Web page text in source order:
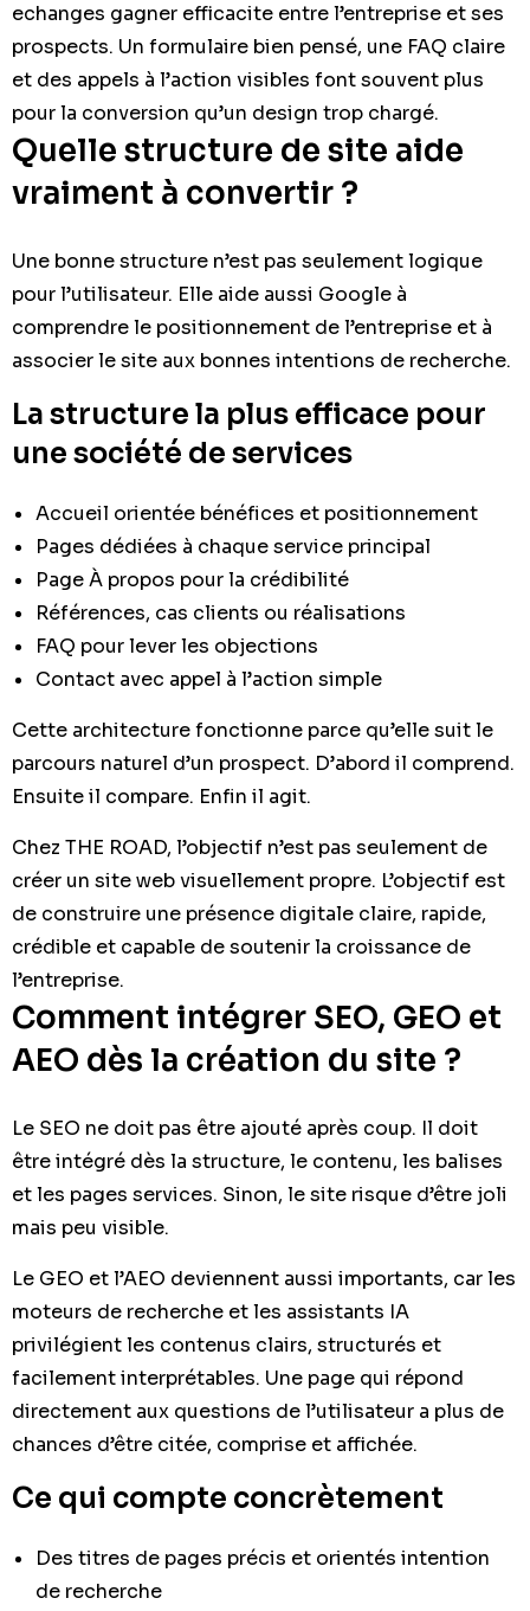
echanges gagner efficacite entre l’entreprise et ses
prospects. Un formulaire bien pensé, une FAQ claire
et des appels à l’action visibles font souvent plus
pour la conversion qu’un design trop chargé.
Quelle structure de site aide
vraiment à convertir ?
Une bonne structure n’est pas seulement logique
pour l’utilisateur. Elle aide aussi Google à
comprendre le positionnement de l’entreprise et à
associer le site aux bonnes intentions de recherche.
La structure la plus efficace pour
une société de services
Accueil orientée bénéfices et positionnement
Pages dédiées à chaque service principal
Page À propos pour la crédibilité
Références, cas clients ou réalisations
FAQ pour lever les objections
Contact avec appel à l’action simple
Cette architecture fonctionne parce qu’elle suit le
parcours naturel d’un prospect. D’abord il comprend.
Ensuite il compare. Enfin il agit.
Chez THE ROAD, l’objectif n’est pas seulement de
créer un site web visuellement propre. L’objectif est
de construire une présence digitale claire, rapide,
crédible et capable de soutenir la croissance de
l’entreprise.
Comment intégrer SEO, GEO et
AEO dès la création du site ?
Le SEO ne doit pas être ajouté après coup. Il doit
être intégré dès la structure, le contenu, les balises
et les pages services. Sinon, le site risque d’être joli
mais peu visible.
Le GEO et l’AEO deviennent aussi importants, car les
moteurs de recherche et les assistants IA
privilégient les contenus clairs, structurés et
facilement interprétables. Une page qui répond
directement aux questions de l’utilisateur a plus de
chances d’être citée, comprise et affichée.
Ce qui compte concrètement
Des titres de pages précis et orientés intention
de recherche